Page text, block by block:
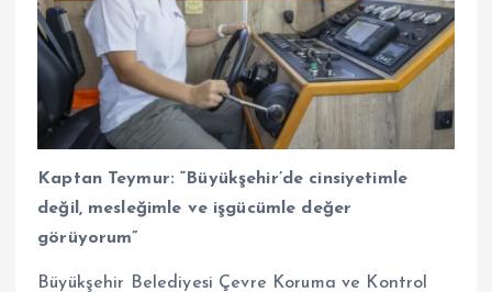
Kaptan Teymur: “Büyükşehir’de cinsiyetimle
değil, mesleğimle ve işgücümle değer
görüyorum”
Büyükşehir Belediyesi Çevre Koruma ve Kontrol